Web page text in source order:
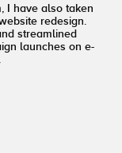
I have also taken
redesign.
streamlined
launches on e-